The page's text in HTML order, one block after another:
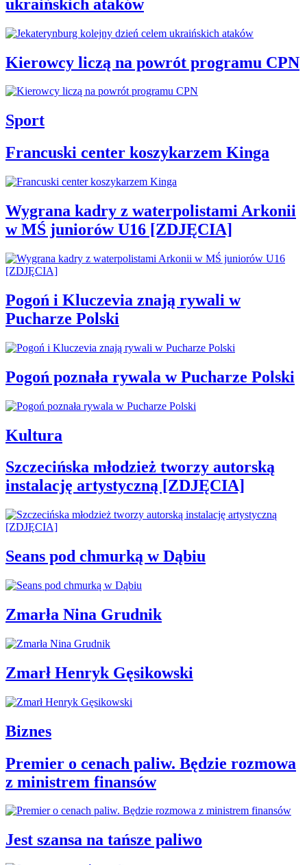
ukraińskich ataków
Kierowcy liczą na powrót programu CPN
Sport
Francuski center koszykarzem Kinga
Wygrana kadry z waterpolistami Arkonii
w MŚ juniorów U16 [ZDJĘCIA]
Pogoń i Kluczevia znają rywali w
Pucharze Polski
Pogoń poznała rywala w Pucharze Polski
Kultura
Szczecińska młodzież tworzy autorską
instalację artystyczną [ZDJĘCIA]
Seans pod chmurką w Dąbiu
Zmarła Nina Grudnik
Zmarł Henryk Gęsikowski
Biznes
Premier o cenach paliw. Będzie rozmowa
z ministrem finansów
Jest szansa na tańsze paliwo